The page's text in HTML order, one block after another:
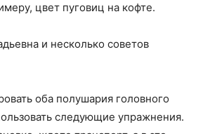
цвет пуговиц на кофте.
и несколько советов
оба полушария головного
следующие упражнения.